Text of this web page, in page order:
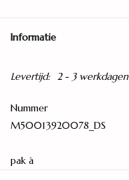
Informatie
Levertijd: 2 - 3 werkdagen
Nummer
M50013920078_DS
pak à